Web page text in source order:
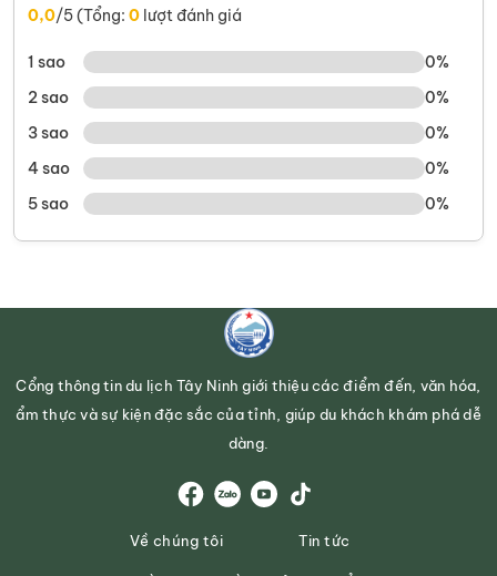
0,0/5 (Tổng: 0 lượt đánh giá
1 sao
0%
2 sao
0%
3 sao
0%
4 sao
0%
5 sao
0%
Cổng thông tin du lịch Tây Ninh giới thiệu các điểm đến, văn hóa,
ẩm thực và sự kiện đặc sắc của tỉnh, giúp du khách khám phá dễ
dàng.
Về chúng tôi Tin tức